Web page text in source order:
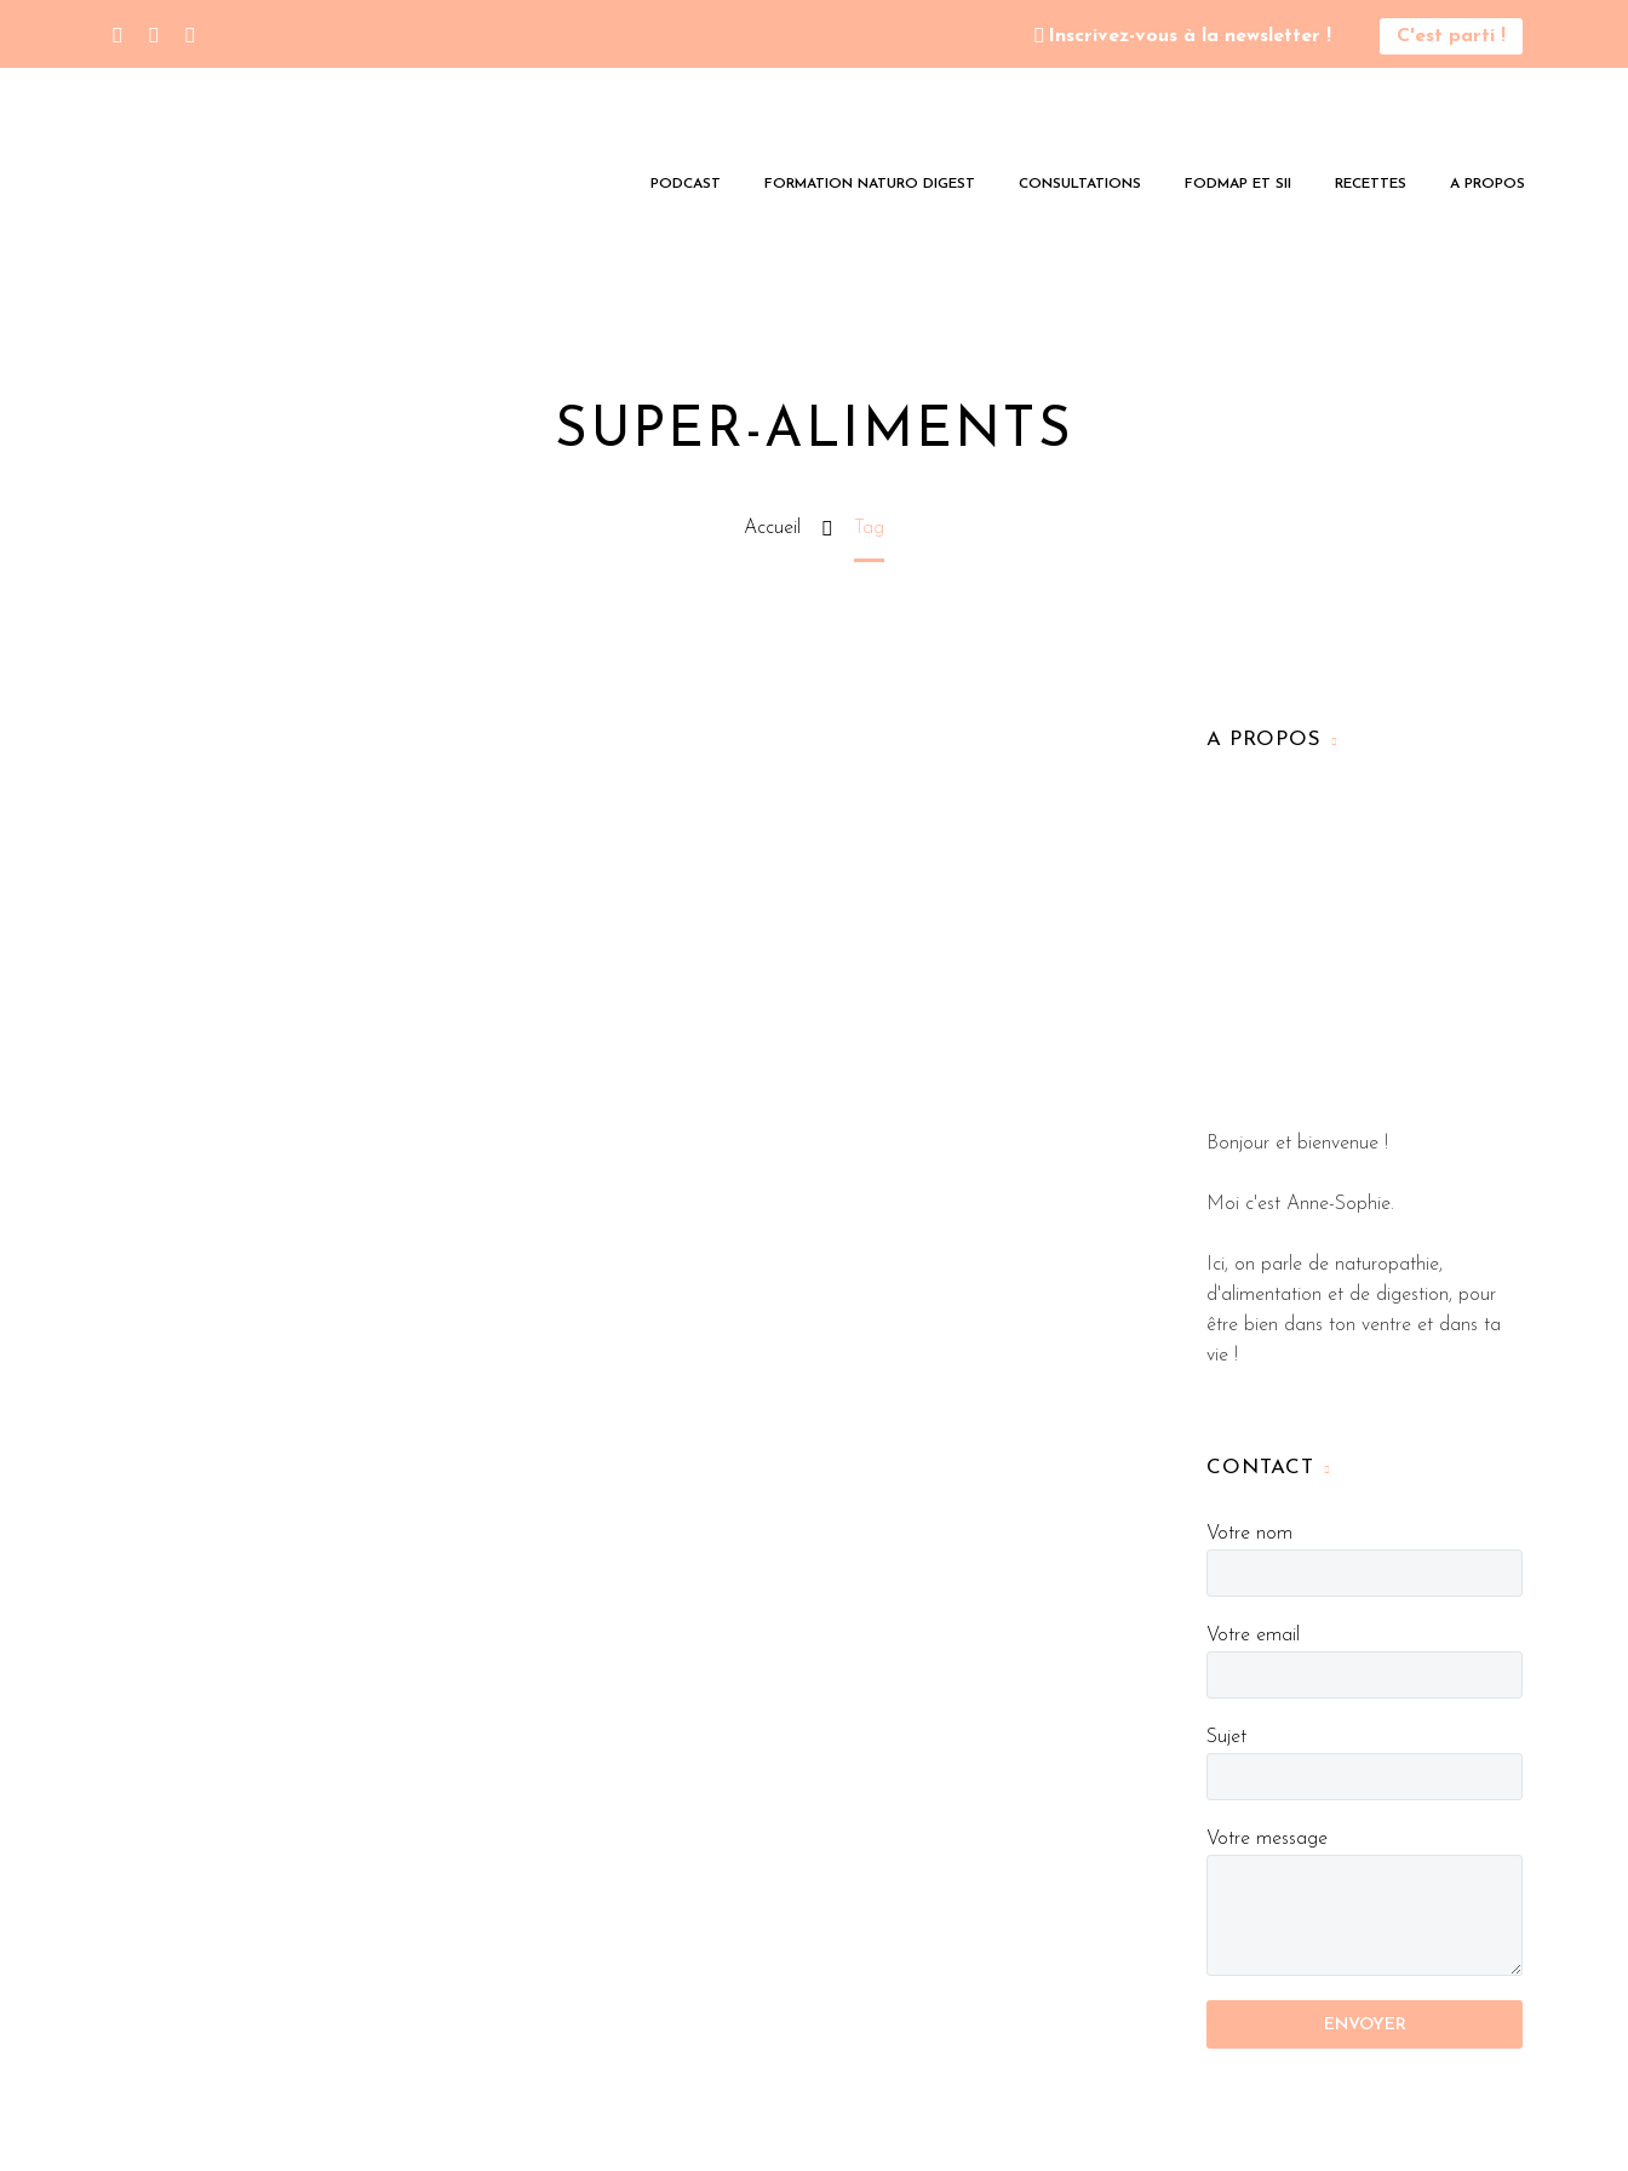
Inscrivez-vous à la newsletter ! C'est parti !
PODCAST FORMATION NATURO DIGEST CONSULTATIONS FODMAP ET SII RECETTES A PROPOS
SUPER-ALIMENTS
Accueil Tag
A PROPOS
Bonjour et bienvenue !
Moi c'est Anne-Sophie.
Ici, on parle de naturopathie,
d'alimentation et de digestion, pour
être bien dans ton ventre et dans ta
vie !
CONTACT
Votre nom
Votre email
Sujet
Votre message